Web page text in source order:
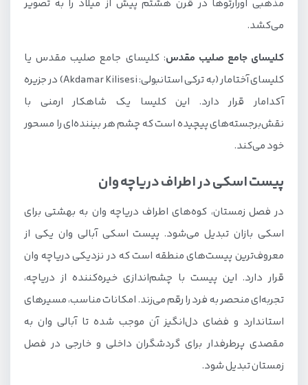
مذهبی اورارتوها در قرن هشتم پیش از میلاد را به تصویر
می‌کشد.
کلیسای جامع صلیب مقدس: کلیسای جامع صلیب مقدس یا
کلیسای آختامار (به ترکی استانبولی: Akdamar Kilisesi) در جزیره
آکدامار قرار دارد. این کلیسا یک شاهکار ارمنی با
نقش‌برجسته‌های پیچیده است که چشم هر بیننده‌ای را مسحور
خود می‌کند.
پیست اسکی در اطراف دریاچه وان
در فصل زمستان، کوه‌های اطراف دریاچه وان به بهشتی برای
اسکی بازان تبدیل می‌شود. پیست اسکی آبالی وان یکی از
معروف‌ترین پیست‌های منطقه است که در نزدیکی دریاچه وان
قرار دارد. این پیست با چشم‌اندازی خیره‌کننده از دریاچه،
تجربه‌ای منحصر به فرد را رقم می‌زند. امکانات مناسب، مسیرهای
استاندارد و فضای دل‌انگیز آن موجب شده تا آبالی وان به
مقصدی پرطرفدار برای گردشگران داخلی و خارجی در فصل
زمستان تبدیل شود.